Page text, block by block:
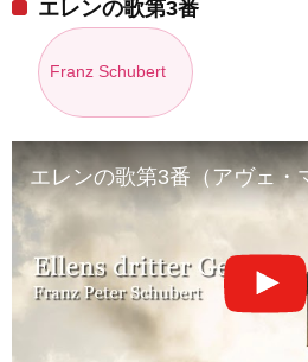
エレンの歌第3番
Franz Schubert
エレンの歌第3番（アヴェ